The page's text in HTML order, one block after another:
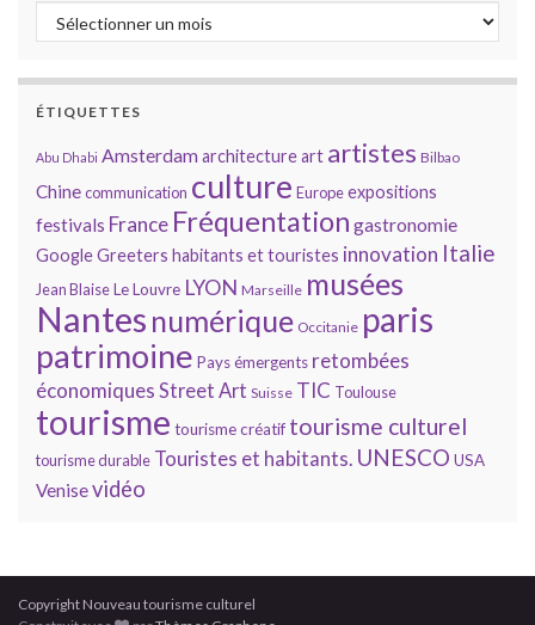
Archives
ÉTIQUETTES
Abu Dhabi Amsterdamarchitectureart artistes Bilbao
Chinecommunication culture Europeexpositions
festivals France Fréquentation gastronomie
GoogleGreeters habitants et touristes innovation Italie
Jean BlaiseLe Louvre LYON Marseille musées
Nantes numérique Occitanie paris
patrimoine Pays émergents retombées
économiques Street Art Suisse TIC Toulouse
tourisme tourisme créatif tourisme culturel
tourisme durable Touristes et habitants. UNESCO USA
Venisevidéo
Copyright Nouveau tourisme culturel